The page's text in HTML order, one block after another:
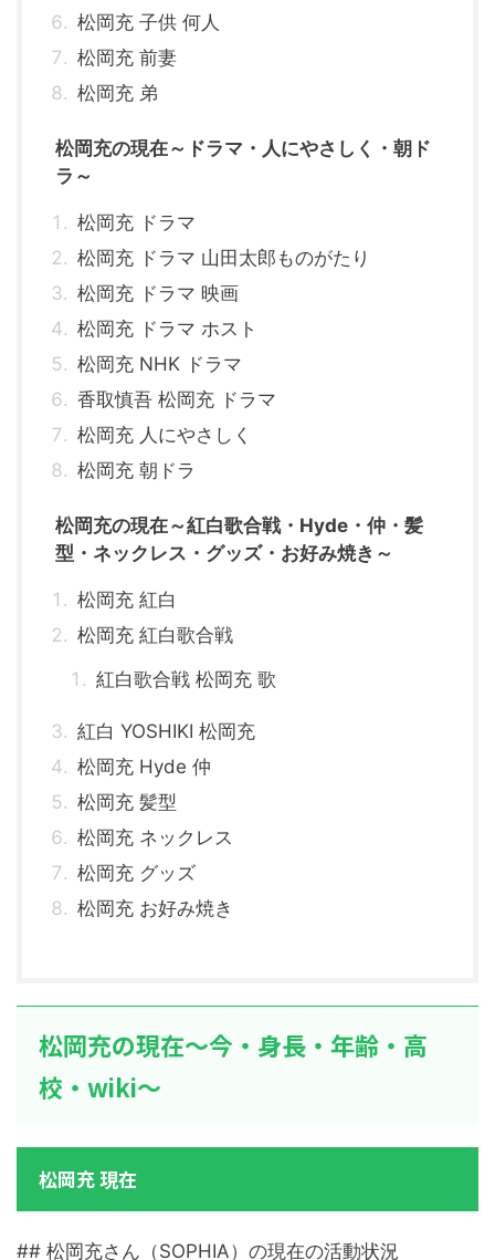
松岡充 子供 何人
松岡充 前妻
松岡充 弟
松岡充の現在～ドラマ・人にやさしく・朝ド
ラ～
松岡充 ドラマ
松岡充 ドラマ 山田太郎ものがたり
松岡充 ドラマ 映画
松岡充 ドラマ ホスト
松岡充 NHK ドラマ
香取慎吾 松岡充 ドラマ
松岡充 人にやさしく
松岡充 朝ドラ
松岡充の現在～紅白歌合戦・Hyde・仲・髪
型・ネックレス・グッズ・お好み焼き～
松岡充 紅白
松岡充 紅白歌合戦
紅白歌合戦 松岡充 歌
紅白 YOSHIKI 松岡充
松岡充 Hyde 仲
松岡充 髪型
松岡充 ネックレス
松岡充 グッズ
松岡充 お好み焼き
松岡充の現在～今・身長・年齢・高
校・wiki～
松岡充 現在
## 松岡充さん（SOPHIA）の現在の活動状況